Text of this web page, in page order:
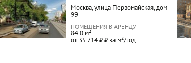
Москва, улица Первомайская, дом
99
ПОМЕЩЕНИЯ В АРЕНДУ
84.0 м²
от 35 714 ₽ ₽ за м²/год